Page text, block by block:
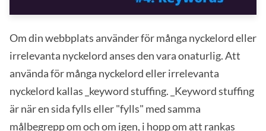
Om din webbplats använder för många nyckelord eller
irrelevanta nyckelord anses den vara onaturlig. Att
använda för många nyckelord eller irrelevanta
nyckelord kallas _keyword stuffing. _Keyword stuffing
är när en sida fylls eller "fylls" med samma
målbegrepp om och om igen, i hopp om att rankas